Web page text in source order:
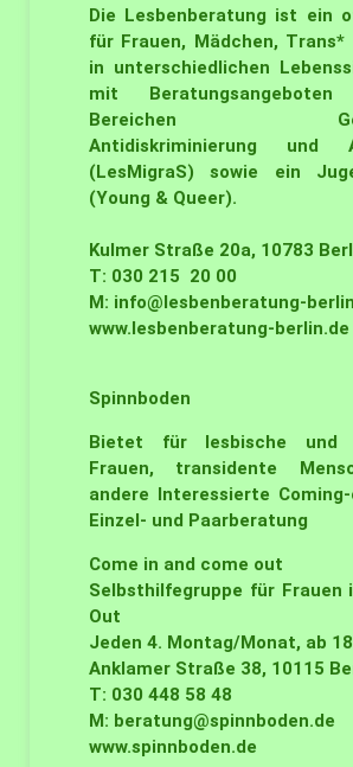
Die Lesbenberatung ist ein
für Frauen, Mädchen,
in unterschiedlichen
mit
Bereichen
Antidiskriminierung und
(LesMigraS) sowie ein
(Young & Queer).
Kulmer Straße 20a, 10783
T: 030 215 20 00
M: info@lesbenberatung-
www.lesbenberatung-berlin.de
Spinnboden
Bietet für lesbische und
Frauen, transidente
andere Interessierte
Einzel- und Paarberatung
Come in and come out
Selbsthilfegruppe für Frauen
Out
Jeden 4. Montag/Monat, ab
Anklamer Straße 38, 10115
T: 030 448 58 48
M: beratung@spinnboden.de
www.spinnboden.de